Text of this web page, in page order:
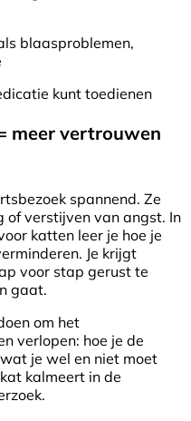
blaasproblemen,
kunt toedienen
meer vertrouwen
spannend. Ze
of verstijven van angst. In
katten leer je hoe je
Je krijgt
voor stap gerust te
gaat.
om het
verlopen: hoe je de
je wel en niet moet
kalmeert in de